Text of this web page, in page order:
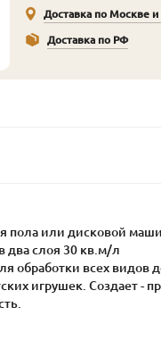
Доставка по Москве
Доставка по РФ
пола или дисковой
два слоя 30 кв.м/л
обработки всех
игрушек. Создает -